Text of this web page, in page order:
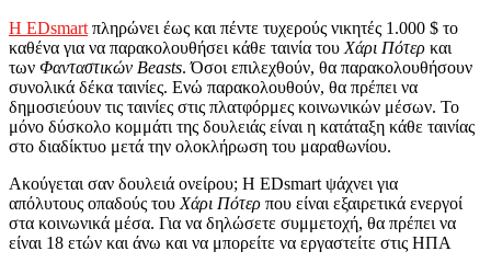
Η EDsmart πληρώνει έως και πέντε τυχερούς νικητές 1.000 $ το
καθένα για να παρακολουθήσει κάθε ταινία του Χάρι Πότερ και
των Φανταστικών Beasts. Όσοι επιλεχθούν, θα παρακολουθήσουν
συνολικά δέκα ταινίες. Ενώ παρακολουθούν, θα πρέπει να
δημοσιεύουν τις ταινίες στις πλατφόρμες κοινωνικών μέσων. Το
μόνο δύσκολο κομμάτι της δουλειάς είναι η κατάταξη κάθε ταινίας
στο διαδίκτυο μετά την ολοκλήρωση του μαραθωνίου.
Ακούγεται σαν δουλειά ονείρου; Η EDsmart ψάχνει για
απόλυτους οπαδούς του Χάρι Πότερ που είναι εξαιρετικά ενεργοί
στα κοινωνικά μέσα. Για να δηλώσετε συμμετοχή, θα πρέπει να
είναι 18 ετών και άνω και να μπορείτε να εργαστείτε στις ΗΠΑ